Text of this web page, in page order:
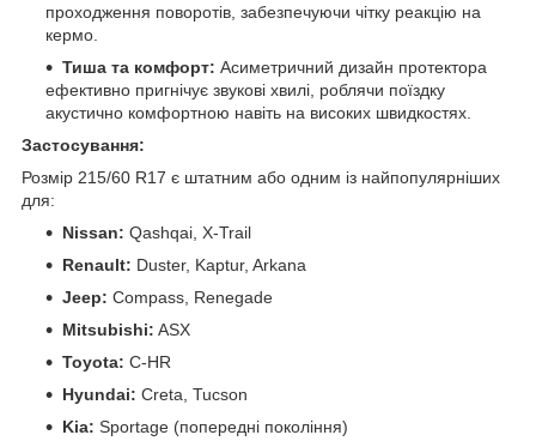
проходження поворотів, забезпечуючи чітку реакцію на
кермо.
Тиша та комфорт: Асиметричний дизайн протектора
ефективно пригнічує звукові хвилі, роблячи поїздку
акустично комфортною навіть на високих швидкостях.
Застосування:
Розмір 215/60 R17 є штатним або одним із найпопулярніших
для:
Nissan: Qashqai, X-Trail
Renault: Duster, Kaptur, Arkana
Jeep: Compass, Renegade
Mitsubishi: ASX
Toyota: C-HR
Hyundai: Creta, Tucson
Kia: Sportage (попередні покоління)